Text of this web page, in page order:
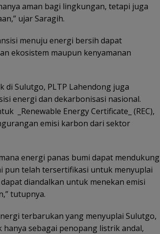
aman bagi lingkungan, tetapi juga
ujar Saragih.
menuju energi bersih dapat
ekosistem maupun kenyamanan
Sulutgo, PLTP Lahendong juga
energi dan dekarbonisasi nasional.
_Renewable Energy Certificate_ (REC),
emisi karbon dari sektor
energi panas bumi dapat mendukung
pun telah tersertifikasi untuk menyuplai
diandalkan untuk menekan emisi
tutupnya.
terbarukan yang menyuplai Sulutgo,
sebagai penopang listrik andal,